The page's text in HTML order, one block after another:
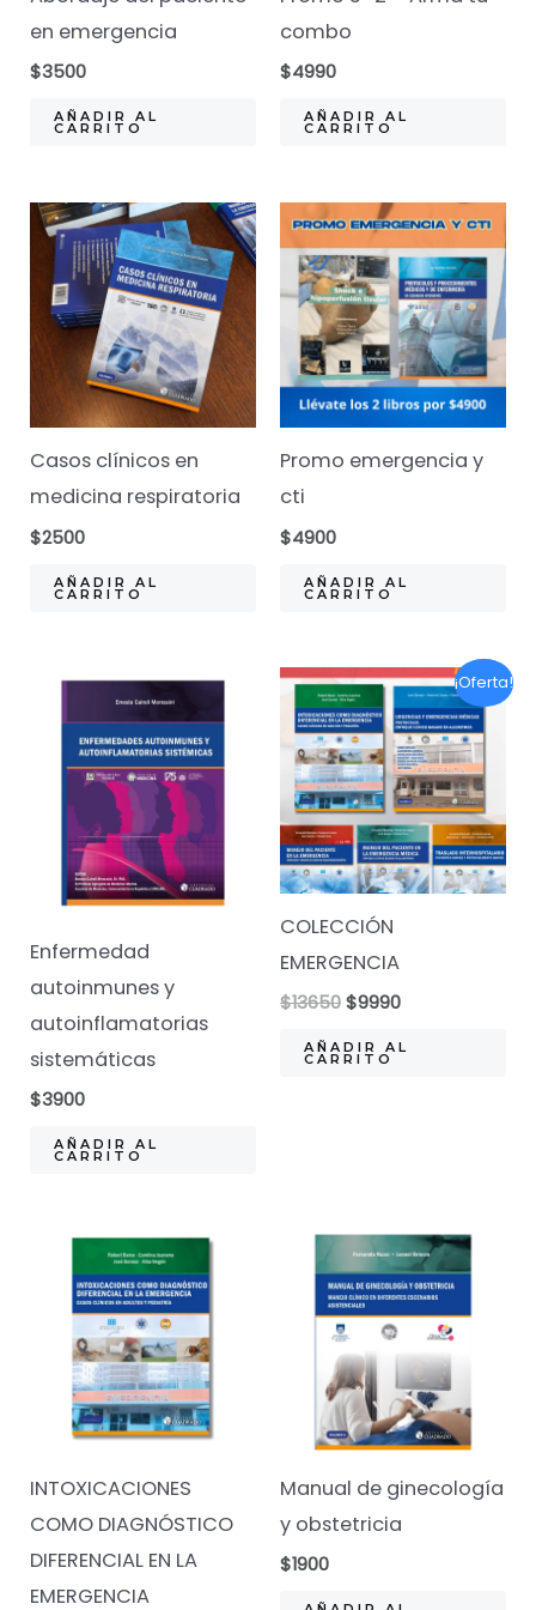
en emergencia
$3500
AÑADIR AL
CARRITO
combo
$4990
AÑADIR AL
CARRITO
Casos clínicos en
medicina respiratoria
$2500
AÑADIR AL
CARRITO
Promo emergencia y
cti
$4900
AÑADIR AL
CARRITO
Enfermedad
autoinmunes y
autoinflamatorias
sistemáticas
$3900
AÑADIR AL
CARRITO
¡Oferta!
COLECCIÓN
EMERGENCIA
$13650El
original
era:
$9990El
actual
AÑADIR AL
CARRITO
INTOXICACIONES
COMO DIAGNÓSTICO
DIFERENCIAL EN LA
EMERGENCIA
Manual de ginecología
y obstetricia
$1900